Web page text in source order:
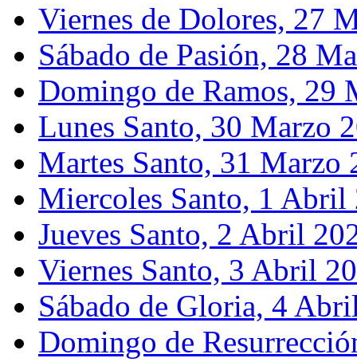
Viernes de Dolores, 27
Sábado de Pasión, 28
Domingo de Ramos, 29
Lunes Santo, 30 Marzo
Martes Santo, 31 Marzo
Miercoles Santo, 1 Abril
Jueves Santo, 2 Abril
Viernes Santo, 3 Abril
Sábado de Gloria, 4
Domingo de